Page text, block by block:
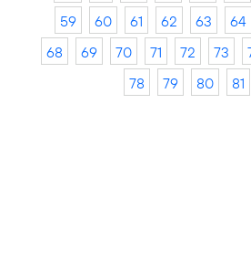
59
60 61 62 63 64
68
69 70 71 72 73
78
79 80 81